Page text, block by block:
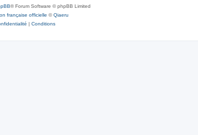
® Forum Software © phpBB Limited
française officielle ©Qiaeru
| Conditions